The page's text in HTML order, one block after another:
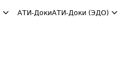
АТИ-ДокиАТИ-Доки (ЭДО)